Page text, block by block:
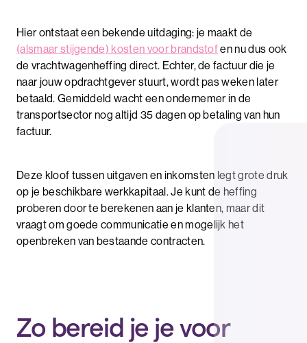
Hier ontstaat een bekende uitdaging: je maakt de
(alsmaar stijgende) kosten voor brandstofen nu dus ook
de vrachtwagenheffing direct. Echter, de factuur die je
naar jouw opdrachtgever stuurt, wordt pas weken later
betaald. Gemiddeld wacht een ondernemer in de
transportsector nog altijd 35 dagen op betaling van hun
factuur.
Deze kloof tussen uitgaven en inkomsten legt grote druk
op je beschikbare werkkapitaal. Je kunt de heffing
proberen door te berekenen aan je klanten, maar dit
vraagt om goede communicatie en mogelijk het
openbreken van bestaande contracten.
Zo bereid je je voor